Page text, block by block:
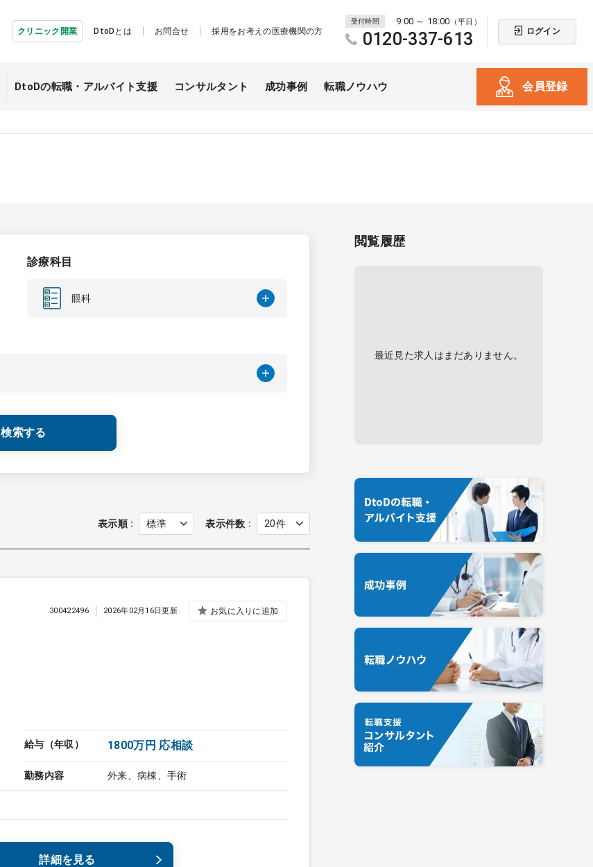
クリニック開業 DtoDとは お問合せ 採用をお考えの医療機関の方
受付時間 9:00 ～ 18:00 （平日）
0120-337-613 ログイン
DtoDの転職・ アルバイト支援 コンサルタント 成功事例 転職ノウハウ 会員登録
診療科目
眼科
検索する
表示順 表示件数
300422496 2026年02月16日更新 お気に入りに追加
給与（年収） 1800万円 応相談
勤務内容 外来、病棟、手術
詳細を見る
閲覧履歴
最近見た求人はまだありません。